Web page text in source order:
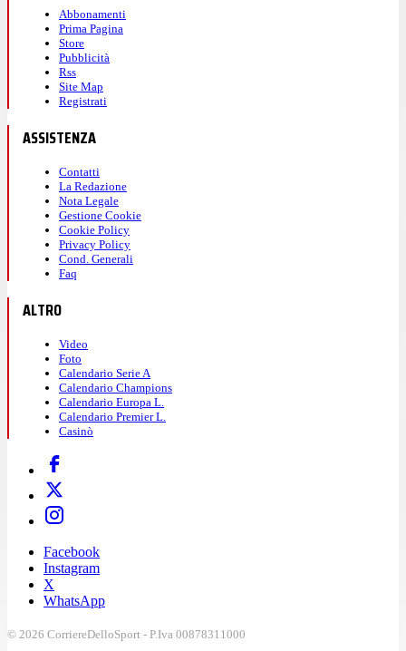
Abbonamenti
Prima Pagina
Store
Pubblicità
Rss
Site Map
Registrati
ASSISTENZA
Contatti
La Redazione
Nota Legale
Gestione Cookie
Cookie Policy
Privacy Policy
Cond. Generali
Faq
ALTRO
Video
Foto
Calendario Serie A
Calendario Champions
Calendario Europa L.
Calendario Premier L.
Casinò
Facebook
Instagram
X
WhatsApp
© 2026 CorriereDelloSport - P.Iva 00878311000